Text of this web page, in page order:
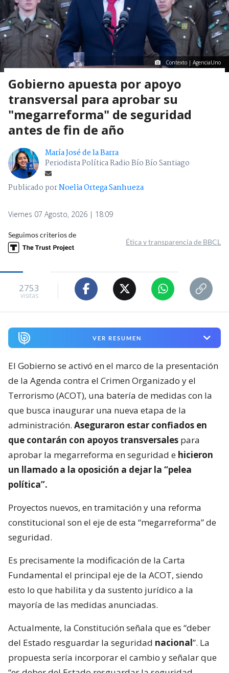
Contexto | AgenciaUno
Gobierno apuesta por apoyo
transversal para aprobar su
"megarreforma" de seguridad
antes de fin de año
María José de la Barra
Periodista Política Radio Bío Bío Santiago
Publicado porNoelia Ortega Sanhueza
Viernes 07 Agosto, 2026 | 18:09
Seguimos criterios de
Ética y transparencia de BBCL
2753
visitas
VER RESUMEN
El Gobierno se activó en el marco de la presentación
de la Agenda contra el Crimen Organizado y el
Terrorismo (ACOT), una batería de medidas con la
que busca inaugurar una nueva etapa de la
administración. Aseguraron estar confiados en
que contarán con apoyos transversales para
aprobar la megarreforma en seguridad e hicieron
un llamado a la oposición a dejar la “pelea
política”.
Proyectos nuevos, en tramitación y una reforma
constitucional son el eje de esta “megarreforma” de
seguridad.
Es precisamente la modificación de la Carta
Fundamental el principal eje de la ACOT, siendo
esto lo que habilita y da sustento jurídico a la
mayoría de las medidas anunciadas.
Actualmente, la Constitución señala que es “deber
del Estado resguardar la seguridad nacional”. La
propuesta sería incorporar el cambio y señalar que